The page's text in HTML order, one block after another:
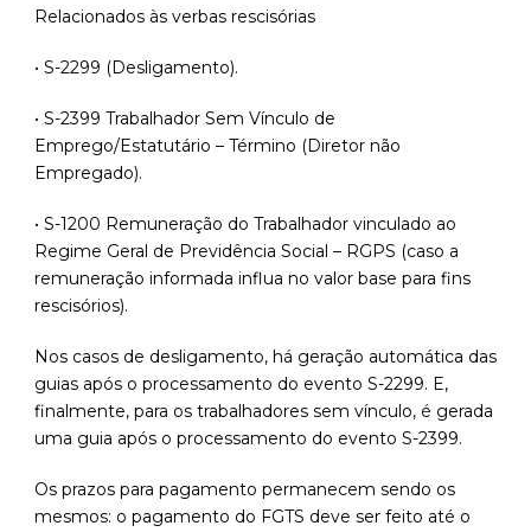
Relacionados às verbas rescisórias
• S-2299 (Desligamento).
• S-2399 Trabalhador Sem Vínculo de
Emprego/Estatutário – Término (Diretor não
Empregado).
• S-1200 Remuneração do Trabalhador vinculado ao
Regime Geral de Previdência Social – RGPS (caso a
remuneração informada influa no valor base para fins
rescisórios).
Nos casos de desligamento, há geração automática das
guias após o processamento do evento S-2299. E,
finalmente, para os trabalhadores sem vínculo, é gerada
uma guia após o processamento do evento S-2399.
Os prazos para pagamento permanecem sendo os
mesmos: o pagamento do FGTS deve ser feito até o